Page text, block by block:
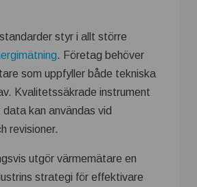
styr i allt större
. Företag behöver
som uppfyller både tekniska
Kvalitetssäkrade instrument
kan användas vid
revisioner.
utgör värmemätare en
strategi för effektivare